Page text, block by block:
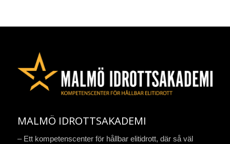
MALMÖ IDROTTSAKADEMI
– Ett kompetenscenter för hållbar elitidrott, där så väl